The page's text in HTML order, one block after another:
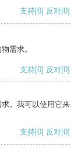
支持[0] 反对[0]
需求。
支持[0] 反对[0]
。我可以使用它来
支持[0] 反对[0]